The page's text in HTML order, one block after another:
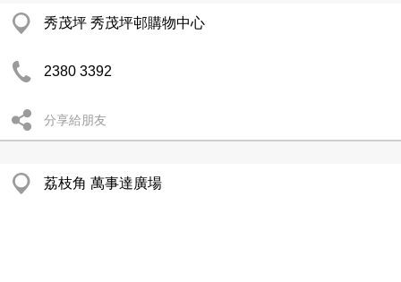
秀茂坪 秀茂坪邨購物中心
2380 3392
分享給朋友
荔枝角 萬事達廣場